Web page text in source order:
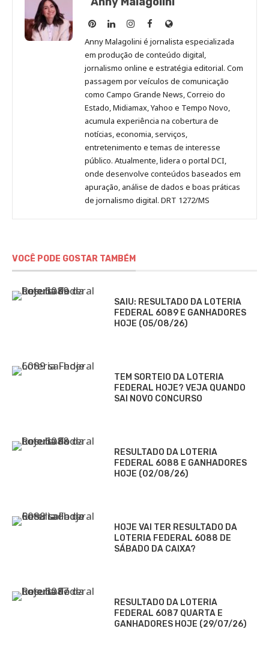
Anny
Malagolini
no
Pinterest
Anny
Malagolini
no
LinkedIn
Anny
Malagolini
no
Instagram
Anny
Malagolini
no
Facebook
Site
de
Anny
Malagolini
Anny Malagolini é jornalista especializada
em produção de conteúdo digital,
jornalismo online e estratégia editorial. Com
passagem por veículos de comunicação
como Campo Grande News, Correio do
Estado, Midiamax, Yahoo e Tempo Novo,
acumula experiência na cobertura de
notícias, economia, serviços,
entretenimento e temas de interesse
público. Atualmente, lidera o portal DCI,
onde desenvolve conteúdos baseados em
apuração, análise de dados e boas práticas
de jornalismo digital. DRT 1272/MS
VOCÊ PODE GOSTAR TAMBÉM
SAIU: RESULTADO DA LOTERIA
FEDERAL 6089 E GANHADORES
HOJE (05/08/26)
TEM SORTEIO DA LOTERIA
FEDERAL HOJE? VEJA QUANDO
SAI NOVO CONCURSO
RESULTADO DA LOTERIA
FEDERAL 6088 E GANHADORES
HOJE (02/08/26)
HOJE VAI TER RESULTADO DA
LOTERIA FEDERAL 6088 DE
SÁBADO DA CAIXA?
RESULTADO DA LOTERIA
FEDERAL 6087 QUARTA E
GANHADORES HOJE (29/07/26)